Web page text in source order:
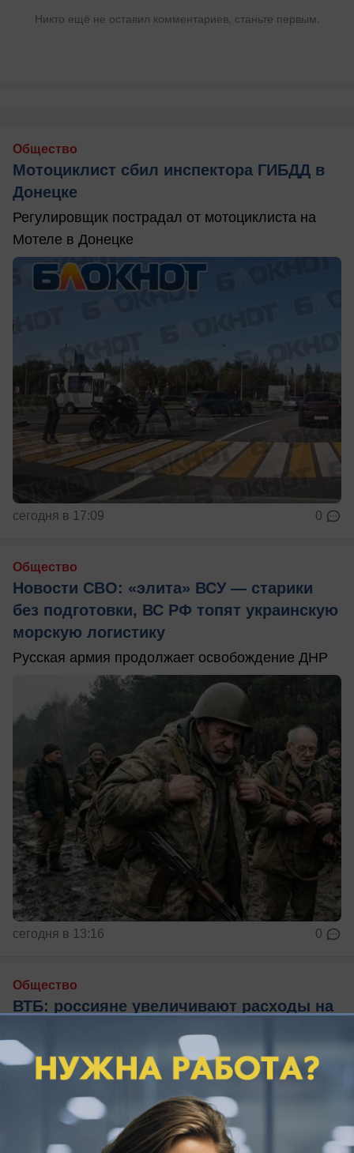
Никто ещё не оставил комментариев, станьте первым.
Общество
Мотоциклист сбил инспектора ГИБДД в
Донецке
Регулировщик пострадал от мотоциклиста на
Мотеле в Донецке
сегодня в 17:09 0
Общество
Новости СВО: «элита» ВСУ — старики
без подготовки, ВС РФ топят украинскую
морскую логистику
Русская армия продолжает освобождение ДНР
сегодня в 13:16 0
Общество
ВТБ: россияне увеличивают расходы на
Фитнес-бум в России: расходы на спорт бьют
рекорды